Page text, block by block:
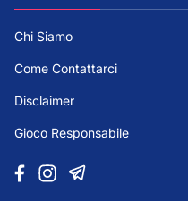
Chi Siamo
Come Contattarci
Disclaimer
Gioco Responsabile